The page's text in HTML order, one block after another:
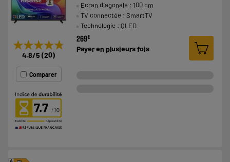
★★★★★
★★★★★
4.8/5 (20)
Comparer
7.7
Ecran diagonale : 100 cm
TV connectée : SmartTV
Technologie : QLED
269€
Payer en plusieurs fois